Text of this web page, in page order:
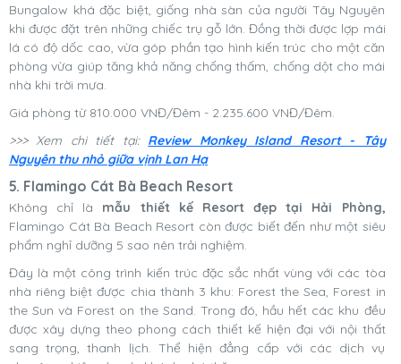
Bungalow khá đặc biệt, giống nhà sàn của người Tây Nguyên
khi được đặt trên những chiếc trụ gỗ lớn. Đồng thời được lợp mái
lá có độ dốc cao, vừa góp phần tạo hình kiến trúc cho một căn
phòng vừa giúp tăng khả năng chống thấm, chống dột cho mái
nhà khi trời mưa.
Giá phòng từ 810.000 VNĐ/Đêm - 2.235.600 VNĐ/Đêm.
>>> Xem chi tiết tại: Review Monkey Island Resort - Tây
Nguyên thu nhỏ giữa vịnh Lan Hạ
5. Flamingo Cát Bà Beach Resort
Không chỉ là mẫu thiết kế Resort đẹp tại Hải Phòng,
Flamingo Cát Bà Beach Resort còn được biết đến như một siêu
phẩm nghỉ dưỡng 5 sao nên trải nghiệm.
Đây là một công trình kiến trúc đặc sắc nhất vùng với các tòa
nhà riêng biệt được chia thành 3 khu: Forest the Sea, Forest in
the Sun và Forest on the Sand. Trong đó, hầu hết các khu đều
được xây dựng theo phong cách thiết kế hiện đại với nội thất
sang trọng, thanh lịch. Thể hiện đẳng cấp với các dịch vụ